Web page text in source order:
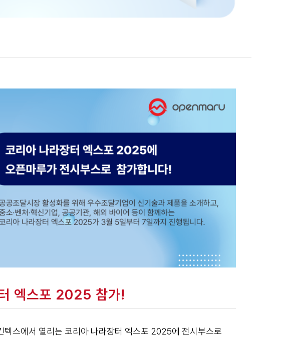
엑스포 2025 참가!
스에서 열리는 코리아 나라장터 엑스포 2025에 전시부스로